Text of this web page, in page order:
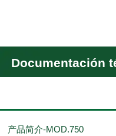
Documentación
产品简介-MOD.750